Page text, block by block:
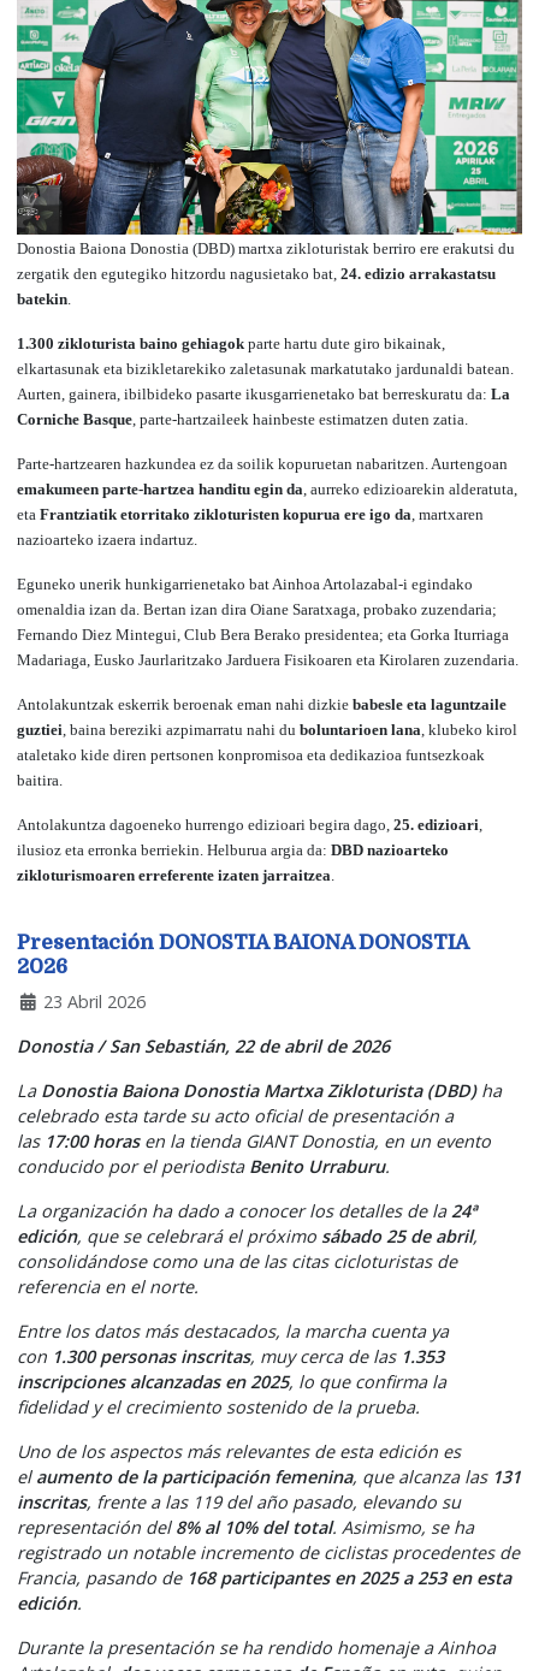
Donostia Baiona Donostia (DBD) martxa zikloturistak berriro ere erakutsi du
zergatik den egutegiko hitzordu nagusietako bat,24. edizio arrakastatsu
batekin
1.300 zikloturista baino gehiagok parte hartu dute giro bikainak,
elkartasunak eta bizikletarekiko zaletasunak markatutako jardunaldi batean.
Aurten, gainera, ibilbideko pasarte ikusgarrienetako bat berreskuratu da:La
Corniche Basque , parte-hartzaileek hainbeste estimatzen duten zatia.
Parte-hartzearen hazkundea ez da soilik kopuruetan nabaritzen. Aurtengoan
emakumeen parte-hartzea handitu egin da , aurreko edizioarekin alderatuta,
etaFrantziatik etorritako zikloturisten kopurua ere igo da , martxaren
nazioarteko izaera indartuz.
Eguneko unerik hunkigarrienetako bat Ainhoa Artolazabal-i egindako
omenaldia izan da. Bertan izan diraOiane Saratxaga , probako zuzendaria;
Fernando Diez Mintegui , Club Bera Berako presidentea; etaGorka Iturriaga
Madariaga , Eusko Jaurlaritzako Jarduera Fisikoaren eta Kirolaren zuzendaria.
Antolakuntzak eskerrik beroenak eman nahi dizkiebabesle eta laguntzaile
guztiei , baina bereziki azpimarratu nahi duboluntarioen lana , klubeko kirol
ataletako kide diren pertsonen konpromisoa eta dedikazioa funtsezkoak
baitira.
Antolakuntza dagoeneko hurrengo edizioari begira dago,25. edizioari
ilusioz eta erronka berriekin. Helburua argia da:DBD nazioarteko
zikloturismoaren erreferente izaten jarraitzea
Presentación DONOSTIA BAIONA DONOSTIA
2026
23 Abril 2026
Donostia / San Sebastián, 22 de abril de 2026
La Donostia Baiona Donostia Martxa Zikloturista (DBD)ha
celebrado esta tarde su acto oficial de presentación a
las 17:00 horasen la tienda GIANT Donostia, en un evento
conducido por el periodista Benito Urraburu.
La organización ha dado a conocer los detalles de la24ª
edición, que se celebrará el próximosábado 25 de abril,
consolidándose como una de las citas cicloturistas de
referencia en el norte.
Entre los datos más destacados, la marcha cuenta ya
con 1.300 personas inscritas, muy cerca de las 1.353
inscripciones alcanzadas en 2025, lo que confirma la
fidelidad y el crecimiento sostenido de la prueba.
Uno de los aspectos más relevantes de esta edición es
el aumento de la participación femenina, que alcanza las 131
inscritas, frente a las 119 del año pasado, elevando su
representación del 8% al 10% del total. Asimismo, se ha
registrado un notable incremento de ciclistas procedentes de
Francia, pasando de 168 participantes en 2025 a 253 en esta
edición.
Durante la presentación se ha rendido homenaje a Ainhoa